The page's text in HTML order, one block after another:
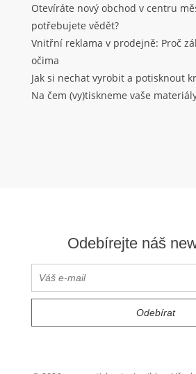
Otevíráte nový obchod v centru
potřebujete vědět?
Vnitřní reklama v prodejně: Proč
očima
Jak si nechat vyrobit a potisknout
Na čem (vy)tiskneme vaše
Odebírejte náš